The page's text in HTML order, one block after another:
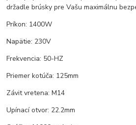
držadle brúsky pre Vašu maximálnu
Príkon: 1400W
Napätie: 230V
Frekvencia: 50-HZ
Priemer kotúča: 125mm
Závit vretena: M14
Upínací otvor: 22.2mm